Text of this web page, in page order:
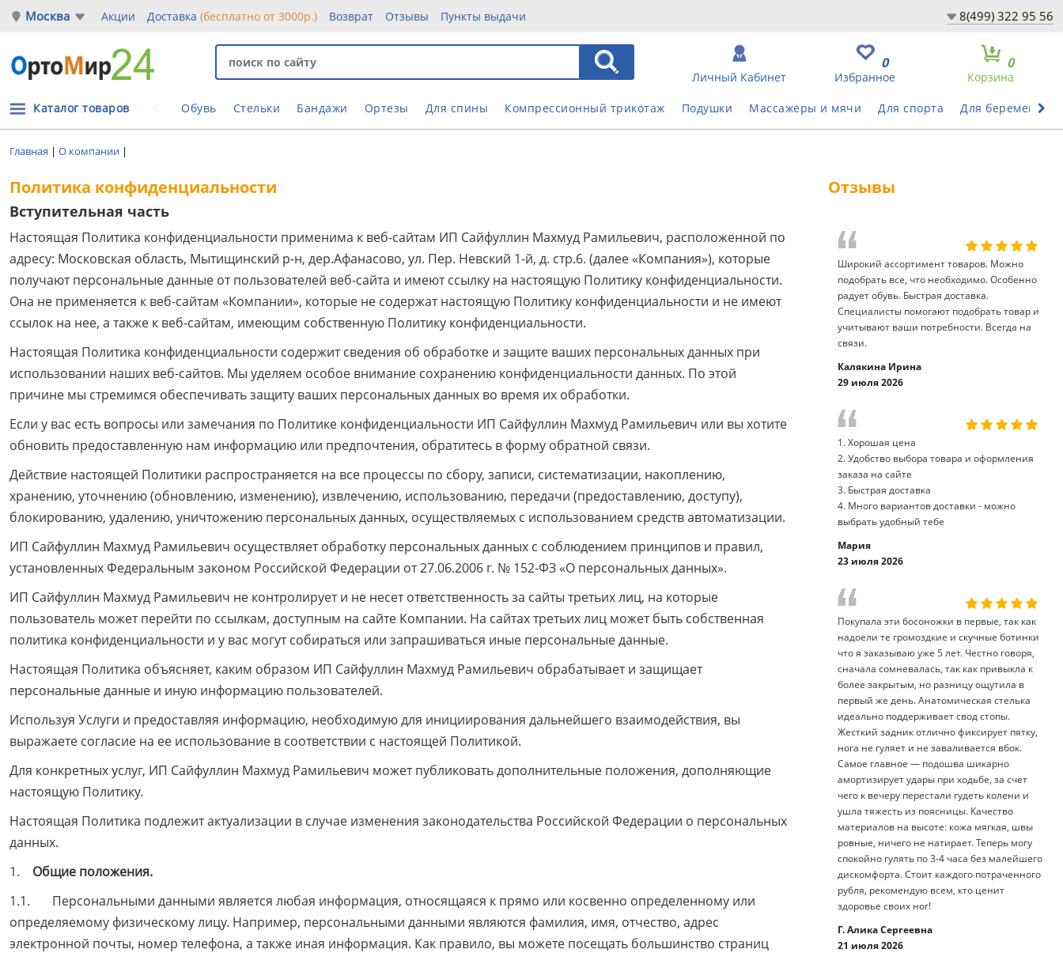
Москва Акции Доставка(бесплатно от 3000р.) Возврат Отзывы Пункты выдачи 8(499) 322 95 56
Корзина
0
Избранное
0
Личный Кабинет
Обувь Стельки Бандажи Ортезы Для спины Компрессионный трикотаж Подушки Массажеры и мячи Для спорта Для беременных
Каталог товаров
Главная | О компании |
Политика конфиденциальности
Вступительная часть
Настоящая Политика конфиденциальности применима к веб-сайтам ИП Сайфуллин Махмуд Рамильевич, расположенной по
адресу: Московская область, Мытищинский р-н, дер.Афанасово, ул. Пер. Невский 1-й, д. стр.6. (далее «Компания»), которые
получают персональные данные от пользователей веб-сайта и имеют ссылку на настоящую Политику конфиденциальности.
Она не применяется к веб-сайтам «Компании», которые не содержат настоящую Политику конфиденциальности и не имеют
ссылок на нее, а также к веб-сайтам, имеющим собственную Политику конфиденциальности.
Настоящая Политика конфиденциальности содержит сведения об обработке и защите ваших персональных данных при
использовании наших веб-сайтов. Мы уделяем особое внимание сохранению конфиденциальности данных. По этой
причине мы стремимся обеспечивать защиту ваших персональных данных во время их обработки.
Если у вас есть вопросы или замечания по Политике конфиденциальности ИП Сайфуллин Махмуд Рамильевич или вы хотите
обновить предоставленную нам информацию или предпочтения, обратитесь в форму обратной связи.
Действие настоящей Политики распространяется на все процессы по сбору, записи, систематизации, накоплению,
хранению, уточнению (обновлению, изменению), извлечению, использованию, передачи (предоставлению, доступу),
блокированию, удалению, уничтожению персональных данных, осуществляемых с использованием средств автоматизации.
ИП Сайфуллин Махмуд Рамильевич осуществляет обработку персональных данных с соблюдением принципов и правил,
установленных Федеральным законом Российской Федерации от 27.06.2006 г. № 152-ФЗ «О персональных данных».
ИП Сайфуллин Махмуд Рамильевич не контролирует и не несет ответственность за сайты третьих лиц, на которые
пользователь может перейти по ссылкам, доступным на сайте Компании. На сайтах третьих лиц может быть собственная
политика конфиденциальности и у вас могут собираться или запрашиваться иные персональные данные.
Настоящая Политика объясняет, каким образом ИП Сайфуллин Махмуд Рамильевич обрабатывает и защищает
персональные данные и иную информацию пользователей.
Используя Услуги и предоставляя информацию, необходимую для инициирования дальнейшего взаимодействия, вы
выражаете согласие на ее использование в соответствии с настоящей Политикой.
Для конкретных услуг, ИП Сайфуллин Махмуд Рамильевич может публиковать дополнительные положения, дополняющие
настоящую Политику.
Настоящая Политика подлежит актуализации в случае изменения законодательства Российской Федерации о персональных
данных.
1. Общие положения.
1.1. Персональными данными является любая информация, относящаяся к прямо или косвенно определенному или
определяемому физическому лицу. Например, персональными данными являются фамилия, имя, отчество, адрес
электронной почты, номер телефона, а также иная информация. Как правило, вы можете посещать большинство страниц
Отзывы
Широкий ассортимент товаров. Можно
подобрать все, что необходимо. Особенно
радует обувь. Быстрая доставка.
Специалисты помогают подобрать товар и
учитывают ваши потребности. Всегда на
связи.
Калякина Ирина
29 июля 2026
1. Хорошая цена
2. Удобство выбора товара и оформления
заказа на сайте
3. Быстрая доставка
4. Много вариантов доставки - можно
выбрать удобный тебе
Мария
23 июля 2026
Покупала эти босоножки в первые, так как
надоели те громоздкие и скучные ботинки
что я заказываю уже 5 лет. Честно говоря,
сначала сомневалась, так как привыкла к
более закрытым, но разницу ощутила в
первый же день. Анатомическая стелька
идеально поддерживает свод стопы.
Жесткий задник отлично фиксирует пятку,
нога не гуляет и не заваливается вбок.
Самое главное — подошва шикарно
амортизирует удары при ходьбе, за счет
чего к вечеру перестали гудеть колени и
ушла тяжесть из поясницы. Качество
материалов на высоте: кожа мягкая, швы
ровные, ничего не натирает. Теперь могу
спокойно гулять по 3-4 часа без малейшего
дискомфорта. Стоит каждого потраченного
рубля, рекомендую всем, кто ценит
здоровье своих ног!
Г. Алика Сергеевна
21 июля 2026